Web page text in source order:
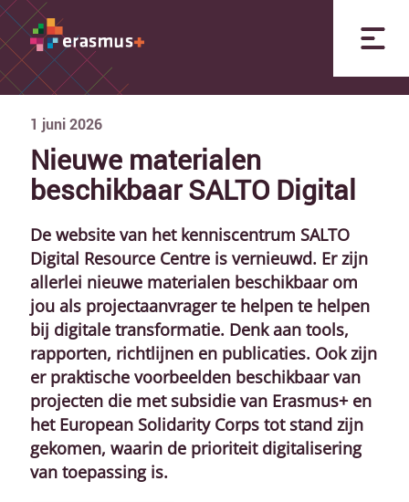
1 juni2026
Nieuwe materialen
beschikbaar SALTO Digital
De website van het kenniscentrum SALTO
Digital Resource Centre is vernieuwd. Er zijn
allerlei nieuwe materialen beschikbaar om
jou als projectaanvrager te helpen te helpen
bij digitale transformatie. Denk aan tools,
rapporten, richtlijnen en publicaties. Ook zijn
er praktische voorbeelden beschikbaar van
projecten die met subsidie van Erasmus+ en
het European Solidarity Corps tot stand zijn
gekomen, waarin de prioriteit digitalisering
van toepassing is.